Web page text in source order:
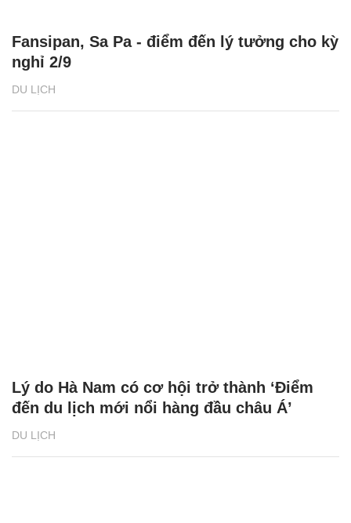
DU LỊCH
Fansipan, Sa Pa - điểm đến lý tưởng cho kỳ
nghỉ 2/9
DU LỊCH
Lý do Hà Nam có cơ hội trở thành ‘Điểm
đến du lịch mới nổi hàng đầu châu Á’